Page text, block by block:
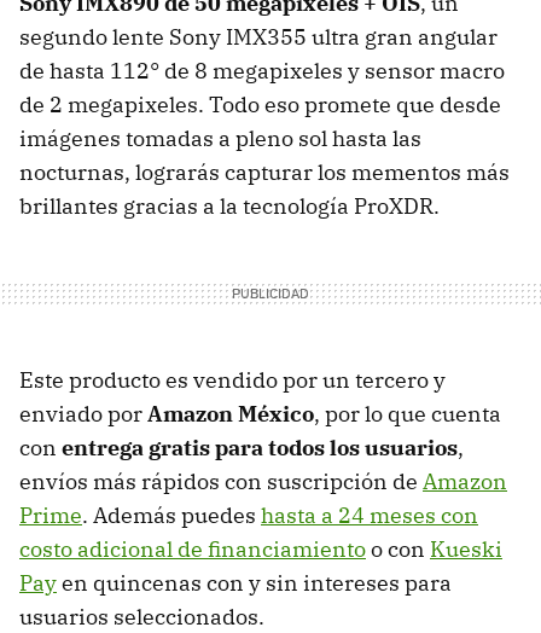
segundo lente Sony IMX355 ultra gran angular
de hasta 112° de 8 megapixeles y sensor macro
de 2 megapixeles. Todo eso promete que desde
imágenes tomadas a pleno sol hasta las
nocturnas, lograrás capturar los mementos más
brillantes gracias a la tecnología ProXDR.
Este producto es vendido por un tercero y
enviado porAmazon México, por lo que cuenta
con entrega gratispara todos los usuarios,
envíos más rápidos con suscripción de Amazon
Prime. Además puedes hasta a 24 meses con
costo adicional de financiamientoo con Kueski
Payen quincenas con y sin intereses para
usuarios seleccionados.